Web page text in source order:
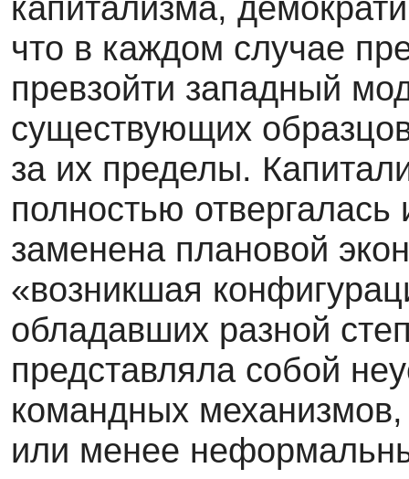
что в каждом случае
превзойти западный
существующих
за их пределы.
полностью
заменена плановой
«возникшая
обладавших разной
представляла собой
командных
или менее